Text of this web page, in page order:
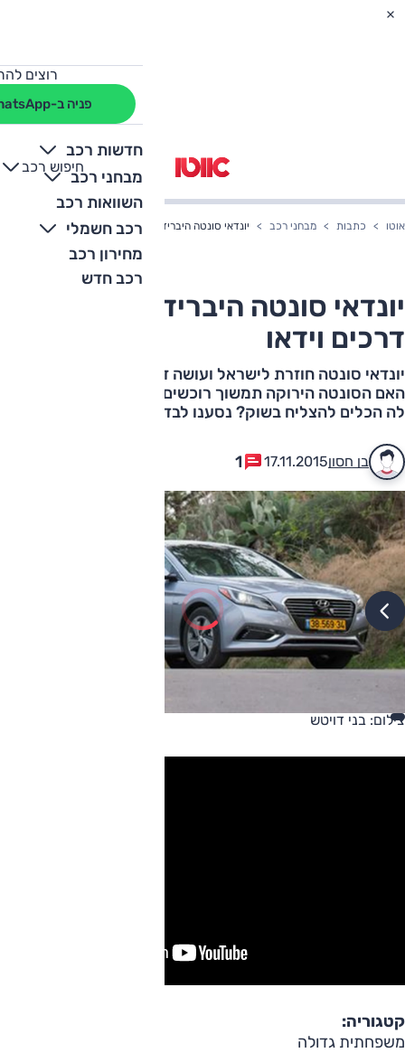
רוצים
פניה ב-WhatsApp
חדשות רכב
מבחני רכב
השוואות רכב
רכב חשמלי
מחירון רכב
רכב חדש
חיפוש רכב
+
-
אוטו כתבות מבחני רכב יונדאי סונטה היברידית – מבחן דרכים וידאו
יונדאי סונטה היברידית – מבחן
דרכים וידאו
יונדאי סונטה חוזרת לישראל ועושה זאת במהדורה היברידית.
האם הסונטה הירוקה תמשוך רוכשים פוטנציאליים והאם יש
לה הכלים להצליח בשוק? נסענו לבדוק. עכשיו יש גם וידאו
בן חסון17.11.2015
1
צילום: בני דויטש
קטגוריה:
משפחתית גדולה